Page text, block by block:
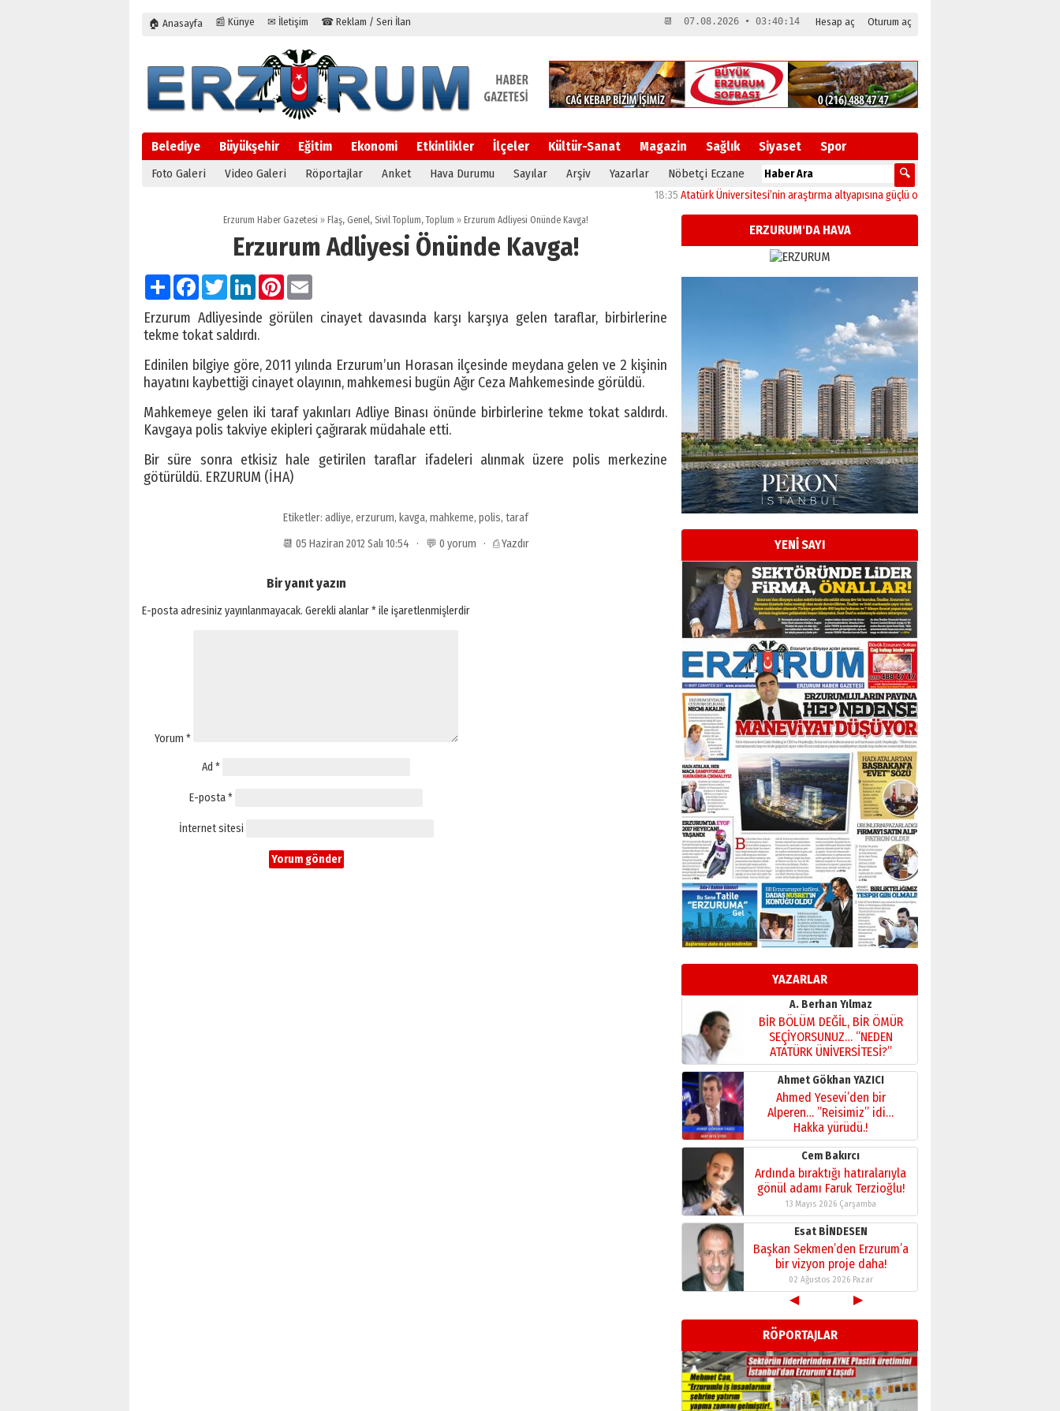
🏠 Anasayfa 📰 Künye ✉ İletişim ☎ Reklam / Seri İlan Hesap aç Oturum aç
📆 07.08.2026 • 03:40:15
Belediye Büyükşehir Eğitim Ekonomi Etkinlikler İlçeler Kültür-Sanat Magazin Sağlık Siyaset Spor
Foto Galeri Video Galeri Röportajlar Anket Hava Durumu Sayılar Arşiv Yazarlar Nöbetçi Eczane
Atatürk Üniversitesi’nin araştırma altyapısına güçlü onay 12:04
Erzurum Haber Gazetesi » Flaş, Genel, Sivil Toplum,Toplum »Erzurum Adliyesi Önünde Kavga!
Erzurum Adliyesi Önünde Kavga!
PaylaşFacebook
TwitterLinkedInPinterest
Erzurum Adliyesinde görülen cinayet davasında karşı karşıya gelen taraflar, birbirlerine
tekme tokat saldırdı.
Edinilen bilgiye göre, 2011 yılında Erzurum’un Horasan ilçesinde meydana gelen ve 2 kişinin
hayatını kaybettiği cinayet olayının, mahkemesi bugün Ağır Ceza Mahkemesinde görüldü.
Mahkemeye gelen iki taraf yakınları Adliye Binası önünde birbirlerine tekme tokat saldırdı.
Kavgaya polis takviye ekipleri çağırarak müdahale etti.
Bir süre sonra etkisiz hale getirilen taraflar ifadeleri alınmak üzere polis merkezine
götürüldü. ERZURUM (İHA)
Etiketler: adliye, erzurum, kavga, mahkeme, polis, taraf
📆 05 Haziran 2012 Salı 10:54 · 💬 0 yorum · ⎙ Yazdır
Bir yanıt yazın
E-posta adresiniz yayınlanmayacak. Gerekli alanlar*ile işaretlenmişlerdir
Yorum *
Ad *
E-posta*
İnternet sitesi
ERZURUM'DA HAVA
YENİ SAYI
YAZARLAR
Esat BİNDESEN
Başkan Sekmen’den Erzurum’a
bir vizyon proje daha!
02 Ağustos 2026 Pazar
Kadir SABUNCUOĞLU
Erzurumspor’un köşe taşları
29 Haziran 2026 Pazartesi
Kenan GÜLERCİ
Murat Şahsuvaroğlu ERKON’da
çıtayı yukarı taşırken,
yönetimdekiler aşağı
çekmemeli!
17 Şubat 2026 SalıOrhan BOZKURT
Bir fotoğraf, bir şehir, bir
gazeteci… Dizginler kimin
elinde?
A. Berhan Yılmaz
BİR BÖLÜM DEĞİL, BİR ÖMÜR
SEÇİYORSUNUZ… “NEDEN
ATATÜRK ÜNİVERSİTESİ?”
28 Temmuz 2026 Salı
Ahmet Gökhan YAZICI
Ahmed Yesevi’den bir
Alperen… ”Reisimiz” idi…
Hakka yürüdü.!
26 Mart 2026 Perşembe
Cem Bakırcı
Ardında bıraktığı hatıralarıyla
gönül adamı Faruk Terzioğlu!
13 Mayıs 2026 Çarşamba
Esat BİNDESEN
Başkan Sekmen’den Erzurum’a
bir vizyon proje daha!
02 Ağustos 2026 Pazar
Kadir SABUNCUOĞLU
Erzurumspor’un köşe taşları
29 Haziran 2026 Pazartesi
Kenan GÜLERCİ
Murat Şahsuvaroğlu ERKON’da
◀ ▶
RÖPORTAJLAR